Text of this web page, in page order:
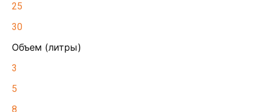
25
30
Объем (литры)
3
5
8